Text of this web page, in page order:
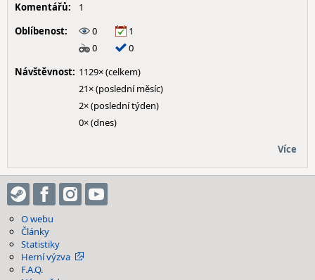
Komentářů:
1
Oblíbenost:
0
1
0
0
Návštěvnost: 1129× (celkem)
21× (poslední měsíc)
2× (poslední týden)
0× (dnes)
Více
O webu
Články
Statistiky
Herní výzva
F.A.Q.